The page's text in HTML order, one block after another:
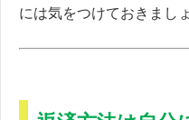
には気をつけておきまし